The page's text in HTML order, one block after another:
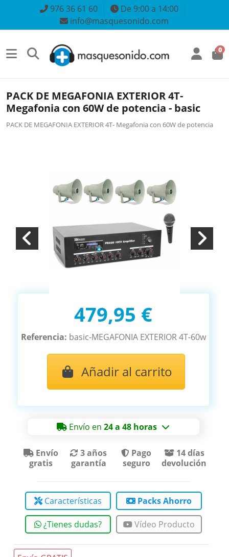
976 36 61 60
De 9:00 a 14:00
info@masquesonido.com
0
PACK DE MEGAFONIA EXTERIOR 4T-
Megafonia con 60W de potencia - basic
PACK DE MEGAFONIA EXTERIOR 4T- Megafonia con 60W de potencia
479,95 €
Referencia: basic-MEGAFONIA EXTERIOR 4T-60w
Añadir al carrito
Envío en24 a 48 horas
Envío
gratis
3 años
garantía
Pago
seguro
14 días
devolución
Características Packs Ahorro
¿Tienes dudas? Vídeo Producto